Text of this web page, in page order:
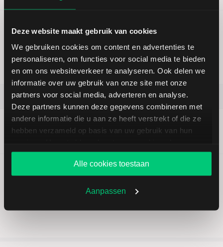
Deze website maakt gebruik van cookies
We gebruiken cookies om content en advertenties te
personaliseren, om functies voor social media te bieden
en om ons websiteverkeer te analyseren. Ook delen we
informatie over uw gebruik van onze site met onze
partners voor social media, adverteren en analyse.
Deze partners kunnen deze gegevens combineren met
andere informatie die u aan ze heeft verstrekt of die ze
hebben verzameld op basis van uw gebruik van hun
website blijft gebruiken.
Alle cookies toestaan
Aanpassen
ATOSS Software: Der erste Schritt zur
Aufwärtswende?
|Ronald Gehrt | 27-07-2026 |Aktienanalysen
Horizon:
1 week expired
ATOSS Software AG
Target
—
Outlook
Neutraal
Koers (tijdens
publicatie)